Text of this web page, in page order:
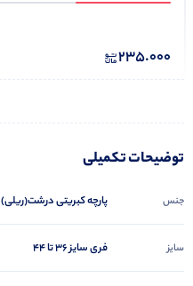
235.000
توضیحات تکمیلی
جنس پارچه کبریتی درشت(ریلی)
سایز فری سایز ۳۶ تا ۴۴